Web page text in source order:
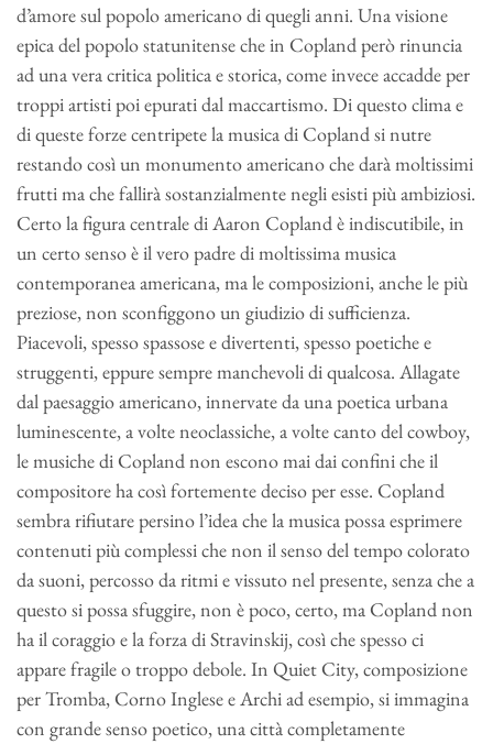
d’amore sul popolo americano di quegli anni. Una visione
epica del popolo statunitense che in Copland però rinuncia
ad una vera critica politica e storica, come invece accadde per
troppi artisti poi epurati dal maccartismo. Di questo clima e
di queste forze centripete la musica di Copland si nutre
restando così un monumento americano che darà moltissimi
frutti ma che fallirà sostanzialmente negli esisti più ambiziosi.
Certo la figura centrale di Aaron Copland è indiscutibile, in
un certo senso è il vero padre di moltissima musica
contemporanea americana, ma le composizioni, anche le più
preziose, non sconfiggono un giudizio di sufficienza.
Piacevoli, spesso spassose e divertenti, spesso poetiche e
struggenti, eppure sempre manchevoli di qualcosa. Allagate
dal paesaggio americano, innervate da una poetica urbana
luminescente, a volte neoclassiche, a volte canto del cowboy,
le musiche di Copland non escono mai dai confini che il
compositore ha così fortemente deciso per esse. Copland
sembra rifiutare persino l’idea che la musica possa esprimere
contenuti più complessi che non il senso del tempo colorato
da suoni, percosso da ritmi e vissuto nel presente, senza che a
questo si possa sfuggire, non è poco, certo, ma Copland non
ha il coraggio e la forza di Stravinskij, così che spesso ci
appare fragile o troppo debole. In Quiet City, composizione
per Tromba, Corno Inglese e Archi ad esempio, si immagina
con grande senso poetico, una città completamente